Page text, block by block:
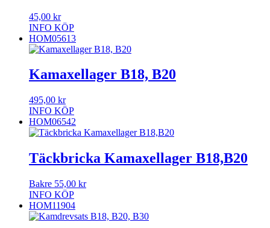
45,00 kr
INFO KÖP
HOM05613
Kamaxellager B18, B20
495,00 kr
INFO KÖP
HOM06542
Täckbricka Kamaxellager B18,B20
Bakre 55,00 kr
INFO KÖP
HOM11904